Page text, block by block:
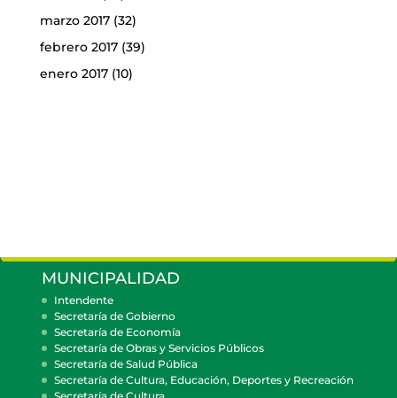
marzo 2017(32)
febrero 2017(39)
enero 2017(10)
MUNICIPALIDAD
Intendente
Secretaría de Gobierno
Secretaría de Economía
Secretaría de Obras y Servicios Públicos
Secretaría de Salud Pública
Secretaría de Cultura, Educación, Deportes y Recreación